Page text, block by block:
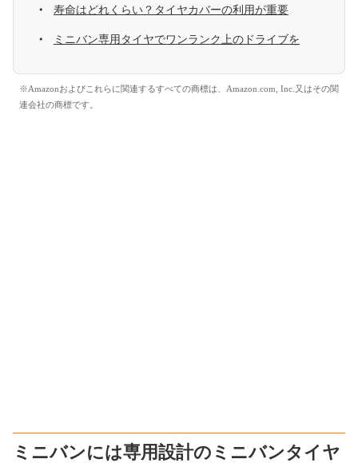
寿命はどれくらい？タイヤカバーの利用が重要
ミニバン専用タイヤでワンランク上のドライブを
※Amazonおよびこれらに関連するすべての商標は、Amazon.com, Inc.又はその関
連会社の商標です。
ミニバンには専用設計のミニバンタイヤ